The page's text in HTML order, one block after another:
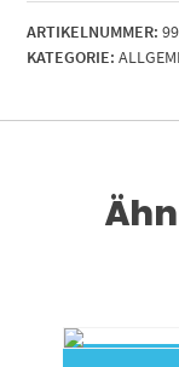
ARTIKELNUMMER:
KATEGORIE: